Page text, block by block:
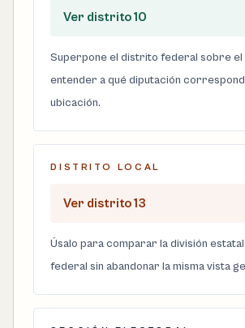
Ver distrito 10
Superpone el distrito federal sobre el
entender a qué diputación
ubicación.
DISTRITO LOCAL
Ver distrito 13
Úsalo para comparar la división
federal sin abandonar la misma vista